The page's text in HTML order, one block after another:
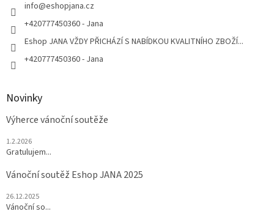
info@eshopjana.cz
+420777450360 - Jana
Eshop JANA VŽDY PŘICHÁZÍ S NABÍDKOU KVALITNÍHO ZBOŽÍ...
+420777450360 - Jana
Novinky
Výherce vánoční soutěže
1.2.2026
Gratulujem...
Vánoční soutěž Eshop JANA 2025
26.12.2025
Vánoční so...